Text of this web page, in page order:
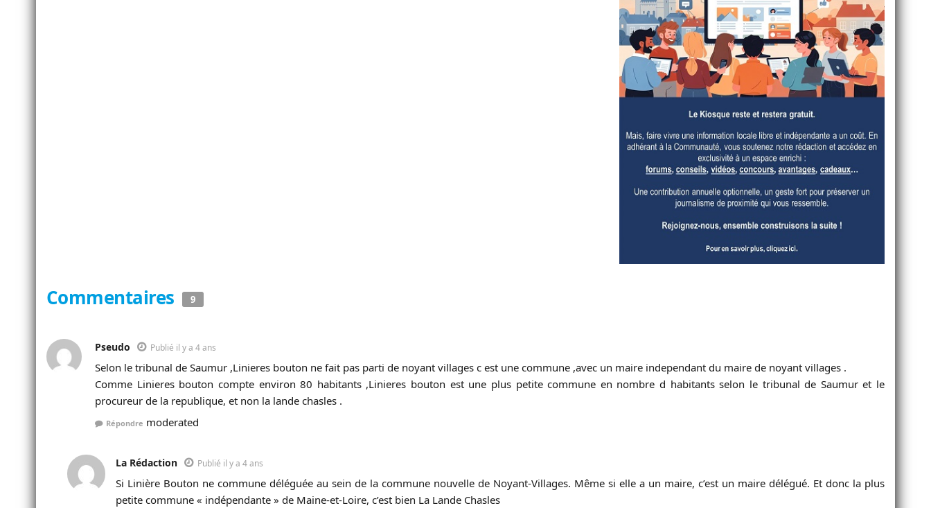
Commentaires 9
Pseudo Publié il y a 4 ans
Selon le tribunal de Saumur ,Linieres bouton ne fait pas parti de noyant villages c est une commune ,avec un maire independant du maire de noyant villages .
Comme Linieres bouton compte environ 80 habitants ,Linieres bouton est une plus petite commune en nombre d habitants selon le tribunal de Saumur et le
procureur de la republique, et non la lande chasles .
Répondre moderated
La Rédaction Publié il y a 4 ans
Si Linière Bouton ne commune déléguée au sein de la commune nouvelle de Noyant-Villages. Même si elle a un maire, c’est un maire délégué. Et donc la plus
petite commune « indépendante » de Maine-et-Loire, c’est bien La Lande Chasles